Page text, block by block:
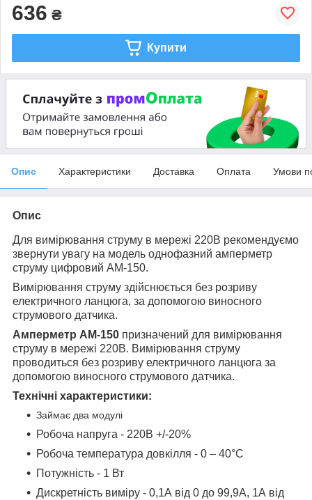
636 ₴
Купити
Опис Характеристики Доставка Оплата Умови
Опис
Для вимірювання струму в мережі 220В рекомендуємо
звернути увагу на модель однофазний амперметр
струму цифровий АМ-150.
Вимірювання струму здійснюється без розриву
електричного ланцюга, за допомогою виносного
струмового датчика.
Амперметр АМ-150 призначений для вимірювання
струму в мережі 220В. Вимірювання струму
проводиться без розриву електричного ланцюга за
допомогою виносного струмового датчика.
Технічні характеристики:
Займає два модулі
Робоча напруга - 220В +/-20%
Робоча температура довкілля - 0 – 40°С
Потужність - 1 Вт
Дискретність виміру - 0,1А від 0 до 99,9А, 1А від